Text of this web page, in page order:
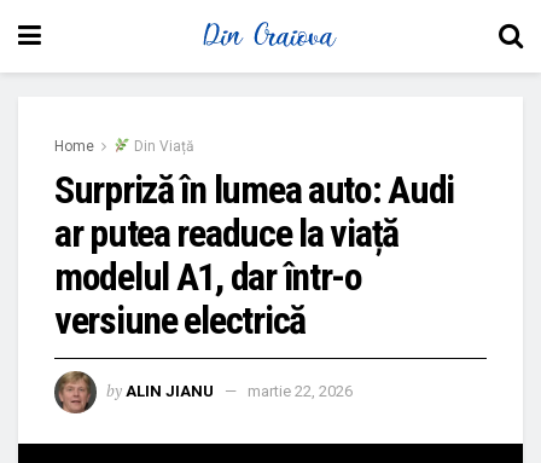
Home Din Viață
Surpriză în lumea auto: Audi
ar putea readuce la viață
modelul A1, dar într-o
versiune electrică
by ALIN JIANU martie 22, 2026